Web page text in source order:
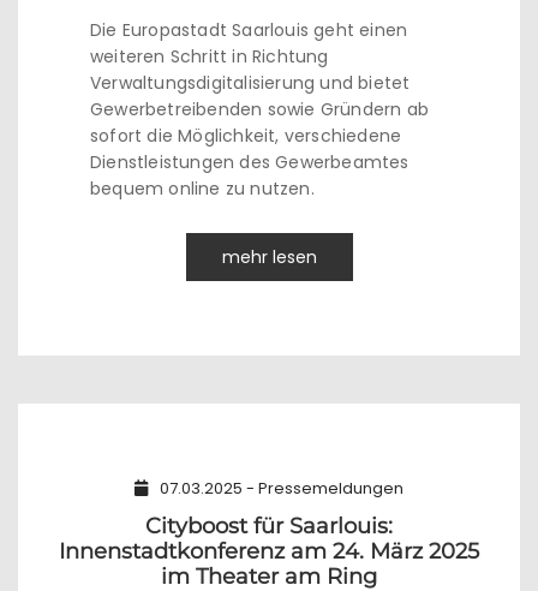
Die Europastadt Saarlouis geht einen
weiteren Schritt in Richtung
Verwaltungsdigitalisierung und bietet
Gewerbetreibenden sowie Gründern ab
sofort die Möglichkeit, verschiedene
Dienstleistungen des Gewerbeamtes
bequem online zu nutzen.
mehr lesen
07.03.2025 - Pressemeldungen
Cityboost für Saarlouis:
Innenstadtkonferenz am 24. März 2025
im Theater am Ring